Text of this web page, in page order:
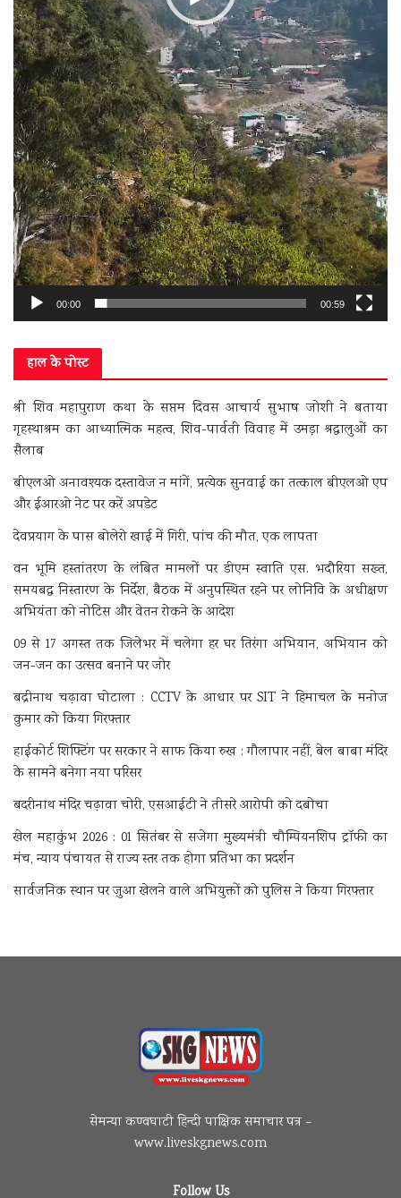
00:00 00:59
हाल के पोस्ट
श्री शिव महापुराण कथा के सप्तम दिवस आचार्य सुभाष जोशी ने बताया
गृहस्थाश्रम का आध्यात्मिक महत्व, शिव-पार्वती विवाह में उमड़ा श्रद्धालुओं का
सैलाब
बीएलओ अनावश्यक दस्तावेज न मांगें, प्रत्येक सुनवाई का तत्काल बीएलओ एप
और ईआरओ नेट पर करें अपडेट
देवप्रयाग के पास बोलेरो खाई में गिरी, पांच की मौत, एक लापता
वन भूमि हस्तांतरण के लंबित मामलों पर डीएम स्वाति एस. भदौरिया सख्त,
समयबद्ध निस्तारण के निर्देश, बैठक में अनुपस्थित रहने पर लोनिवि के अधीक्षण
अभियंता को नोटिस और वेतन रोकने के आदेश
09 से 17 अगस्त तक जिलेभर में चलेगा हर घर तिरंगा अभियान, अभियान को
जन-जन का उत्सव बनाने पर जोर
बद्रीनाथ चढ़ावा घोटाला : CCTV के आधार पर SIT ने हिमाचल के मनोज
कुमार को किया गिरफ्तार
हाईकोर्ट शिफ्टिंग पर सरकार ने साफ किया रुख : गौलापार नहीं, बेल बाबा मंदिर
के सामने बनेगा नया परिसर
बदरीनाथ मंदिर चढ़ावा चोरी, एसआईटी ने तीसरे आरोपी को दबोचा
खेल महाकुंभ 2026 : 01 सितंबर से सजेगा मुख्यमंत्री चौम्पियनशिप ट्रॉफी का
मंच, न्याय पंचायत से राज्य स्तर तक होगा प्रतिभा का प्रदर्शन
सार्वजनिक स्थान पर जुआ खेलने वाले अभियुक्तों को पुलिस ने किया गिरफ्तार
सेमन्या कण्वघाटी हिन्दी पाक्षिक समाचार पत्र –
www.liveskgnews.com
Follow Us